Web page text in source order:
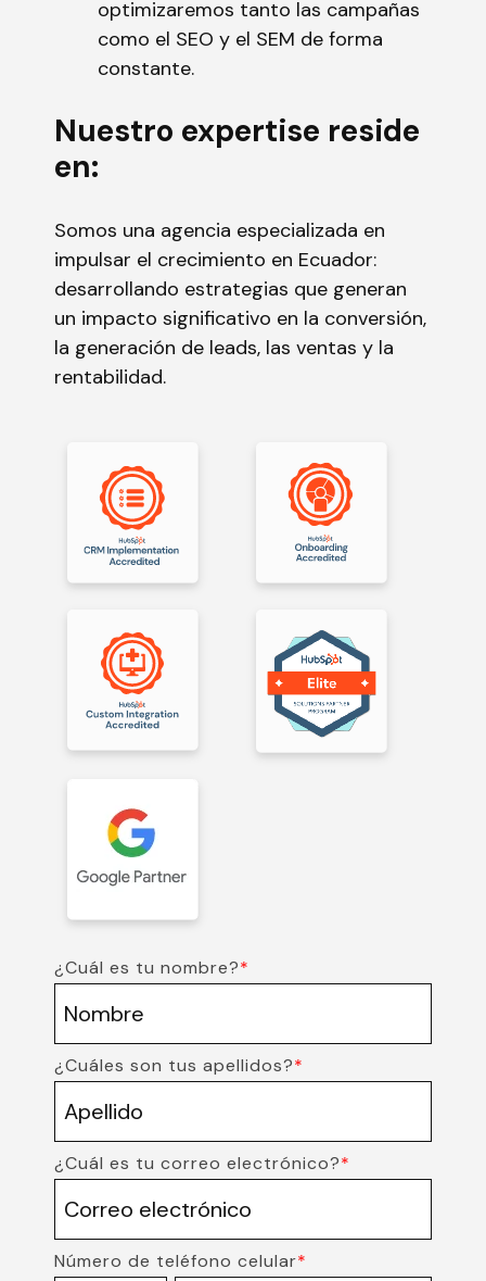
optimizaremos tanto las campañas
como el SEO y el SEM de forma
constante.
Nuestro expertise reside
en:
Somos una agencia especializada en
impulsar el crecimiento en Ecuador:
desarrollando estrategias que generan
un impacto significativo en la conversión,
la generación de leads, las ventas y la
rentabilidad.
¿Cuál es tu nombre?*
¿Cuáles son tus apellidos?*
¿Cuál es tu correo electrónico?*
Número de teléfono celular*